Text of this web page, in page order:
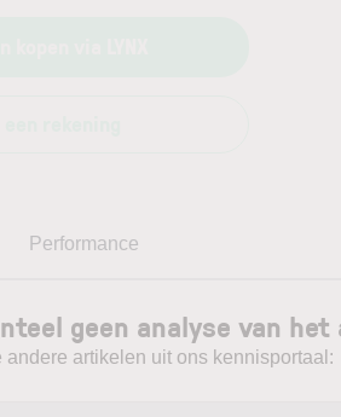
Performance
geen analyse van
andere artikelen uit ons kennisportaal: